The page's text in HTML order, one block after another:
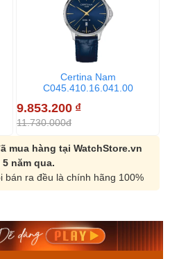
Certina Nam
C045.410.16.041.00
9.853.200 ₫
11.730.000đ
mua hàng tại WatchStore.vn
năm qua.
bán ra đều là chính hãng 100%
Casio Nam MTS-
Mua ngay